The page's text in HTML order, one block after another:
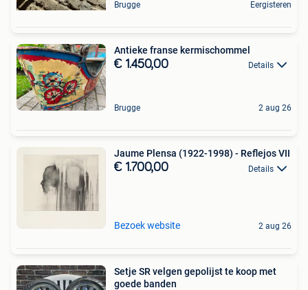
Brugge Eergisteren
Antieke franse kermischommel
€ 1.450,00 Details
Brugge 2 aug 26
Jaume Plensa (1922-1998) - Reflejos VII
€ 1.700,00 Details
Bezoek website 2 aug 26
Setje SR velgen gepolijst te koop met
goede banden